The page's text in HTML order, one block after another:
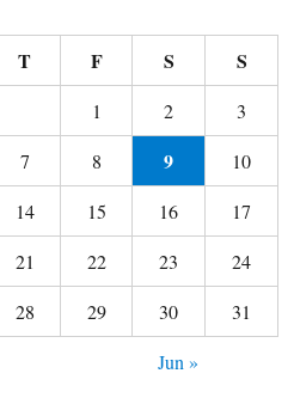
T F S S
1 2
3
7 8 9
10
14 15 16
17
21 22 23
24
28 29 30
31
Jun »